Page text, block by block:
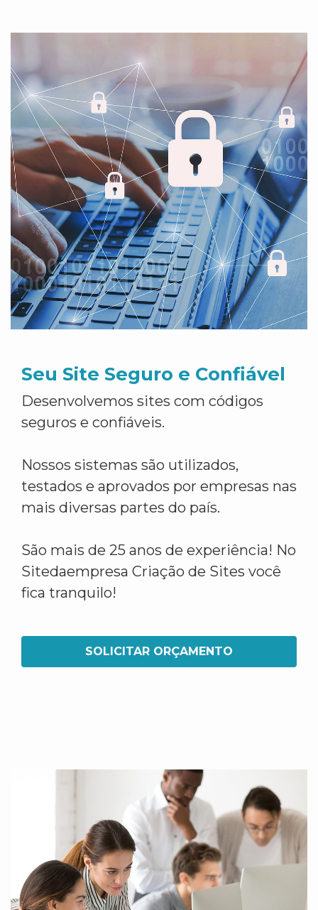
Seu Site Seguro e Confiável
Desenvolvemos sites com códigos
seguros e confiáveis.
Nossos sistemas são utilizados,
testados e aprovados por empresas nas
mais diversas partes do país.
São mais de 25 anos de experiência! No
Sitedaempresa Criação de Sites você
fica tranquilo!
SOLICITAR ORÇAMENTO